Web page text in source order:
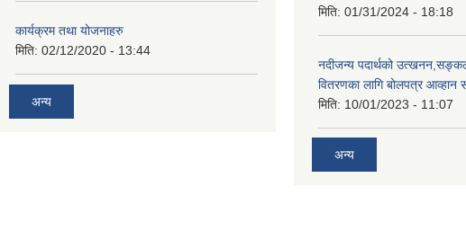
कार्यक्रम तथा योजनाहरु
मिति: 02/12/2020 - 13:44
अन्य
मिति: 01/31/2024 - 18:18
नदीजन्य पदार्थको
वितरणका लागि बोलपत्र आव्हान
मिति: 10/01/2023 - 11:07
अन्य